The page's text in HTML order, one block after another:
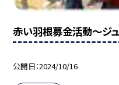
赤い羽根募金活動〜ジ
公開日 2024/10/16